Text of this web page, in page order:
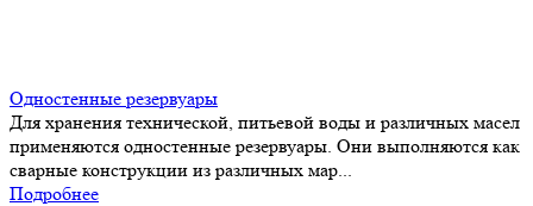
Одностенные резервуары
Для хранения технической, питьевой воды и различных масел
применяются одностенные резервуары. Они выполняются как
сварные конструкции из различных мар...
Подробнее